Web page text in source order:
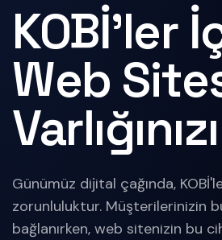
KOBİ'ler
Web
Günümüz dijital çağında,
zorunluluktur. Müşterilerinizin
bağlanırken, web sitenizin bu